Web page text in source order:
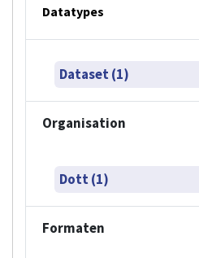
Datatypes
Dataset (1)
Organisation
Dott (1)
Formaten